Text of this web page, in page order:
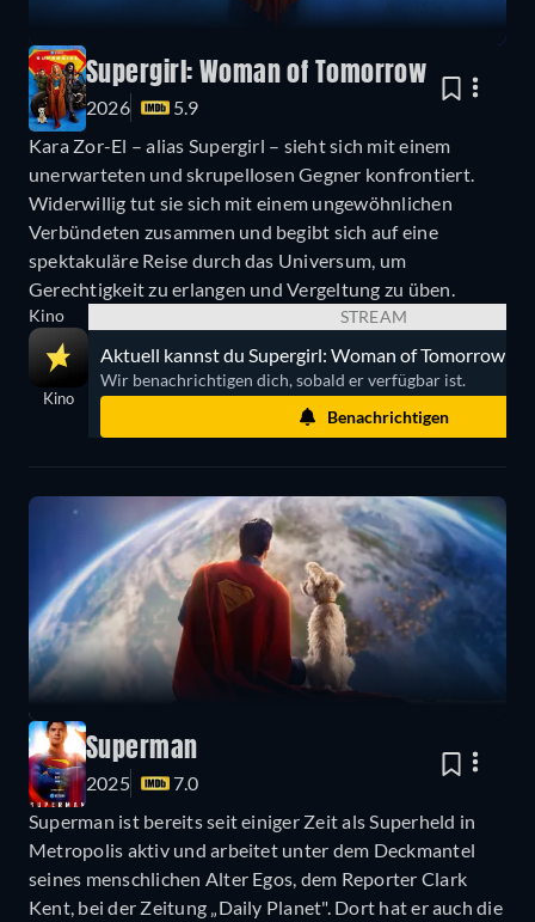
Supergirl: Woman of Tomorrow
2026
5.9
Kara Zor-El – alias Supergirl – sieht sich mit einem
unerwarteten und skrupellosen Gegner konfrontiert.
Widerwillig tut sie sich mit einem ungewöhnlichen
Verbündeten zusammen und begibt sich auf eine
spektakuläre Reise durch das Universum, um
Gerechtigkeit zu erlangen und Vergeltung zu üben.
Kino
Kino
STREAM
Aktuell kannst du Supergirl: Woman of Tomorrow
Wir benachrichtigen dich, sobald er verfügbar ist.
Benachrichtigen
Superman
2025
7.0
Superman ist bereits seit einiger Zeit als Superheld in
Metropolis aktiv und arbeitet unter dem Deckmantel
seines menschlichen Alter Egos, dem Reporter Clark
Kent, bei der Zeitung „Daily Planet". Dort hat er auch die